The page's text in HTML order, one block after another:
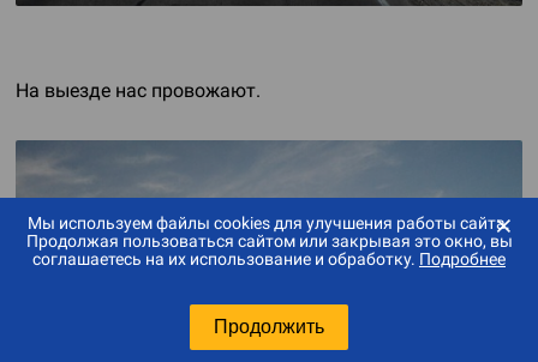
На выезде нас провожают.
⨯
Мы используем файлы cookies для улучшения работы сайта.
Продолжая пользоваться сайтом или закрывая это окно, вы
соглашаетесь на их использование и обработку. Подробнее
Продолжить